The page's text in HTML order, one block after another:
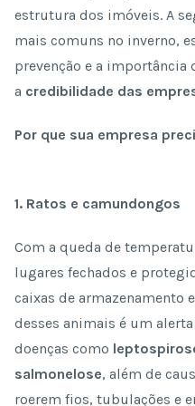
estrutura dos imóveis. A
mais comuns no inverno,
prevenção e a importância
a credibilidade das
Por que sua empresa
1. Ratos e camundongos
Com a queda de
lugares fechados e
caixas de armazenamento
desses animais é um
doenças como
salmonelose, além de
roerem fios, tubulações e